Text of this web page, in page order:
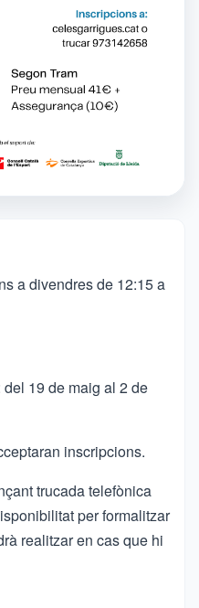
a divendres de 12:15 a
del 19 de maig al 2 de
inscripcions.
trucada telefònica
per formalitzar
realitzar en cas que hi